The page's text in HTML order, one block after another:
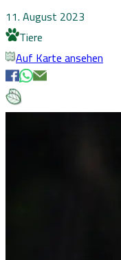
11. August 2023
Tiere
Auf Karte ansehen